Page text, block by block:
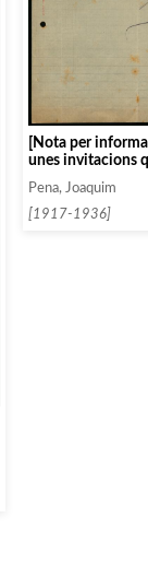
[Nota per
unes invitacions
Pena, Joaquim
[1917-1936]